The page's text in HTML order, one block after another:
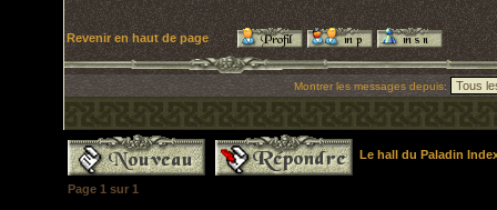
Revenir en haut de page
Montrer les messages depuis:
Le hall du Paladin
Page 1 sur 1